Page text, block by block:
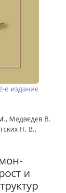
издание
Медведев В.
Н. В.,
и